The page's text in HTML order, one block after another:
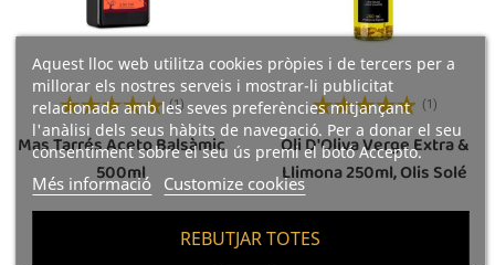
Aquest lloc web utilitza cookies pròpies i de tercers per a
millorar els nostres serveis i mostrar-li publicitat
relacionada amb les seves preferències mitjançant
l'anàlisi dels seus hàbits de navegació. Per a donar el seu
consentiment sobre el seu ús premi el botó Accepto.
Més informació Customize cookies
REBUTJAR TOTES
(1)
Mas Tarrés Aceto Balsàmic
500ml
Preu
(1)
Oli D'Oliva Verge Extra &
Llimona 250ml, Olis Solé